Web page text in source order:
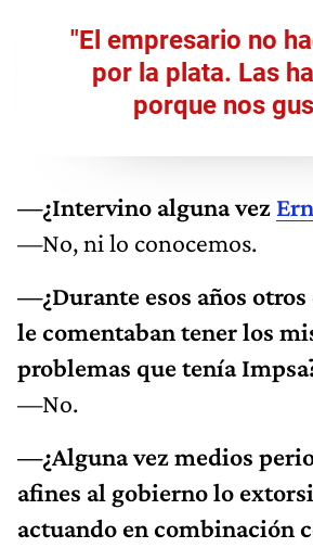
"El empresario no
por la plata. Las
porque nos
—¿Intervino alguna vez
—No, ni lo conocemos.
—¿Durante esos años otros
le comentaban tener los
problemas que tenía
—No.
—¿Alguna vez medios
afines al gobierno lo
actuando en combinación